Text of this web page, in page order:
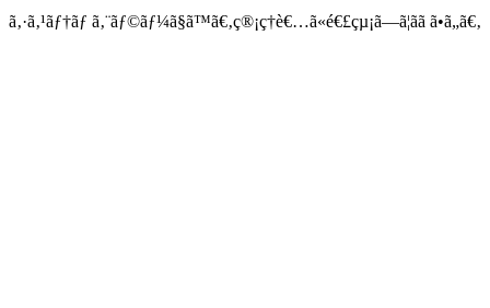
ã‚·ã‚¹ãƒ†ãƒ ã‚¨ãƒ©ãƒ¼ã§ã™ã€‚ç®¡ç†è€…ã«é€£çµ¡ã—ã¦ãã ã•ã„ã€‚